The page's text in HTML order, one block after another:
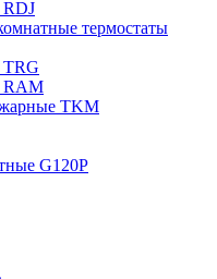
RDJ
термостаты
TRG
RAM
TKM
G120P